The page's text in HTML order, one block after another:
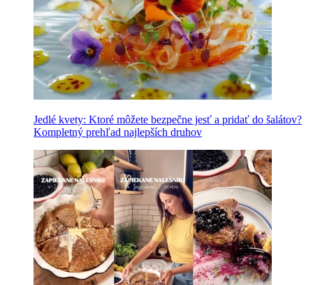
Jedlé kvety: Ktoré môžete bezpečne jesť a pridať do šalátov?
Kompletný prehľad najlepších druhov